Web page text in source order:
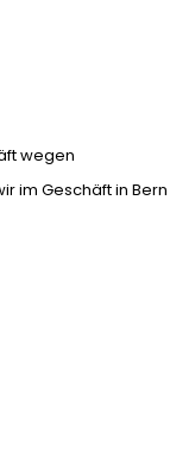
wegen
im Geschäft in Bern